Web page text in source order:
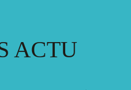
ACTU